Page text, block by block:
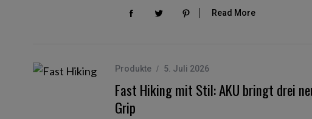
Read More
Produkte 5. Juli 2026
Fast Hiking mit Stil: AKU bringt drei
Grip